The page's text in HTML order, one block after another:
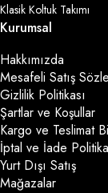
Klasik Koltuk Takımı
Kurumsal
Hakkımızda
Mesafeli Satış
Gizlilik Politikası
Şartlar ve Koşullar
Kargo ve Teslimat
İptal ve İade
Yurt Dışı Satış
Mağazalar